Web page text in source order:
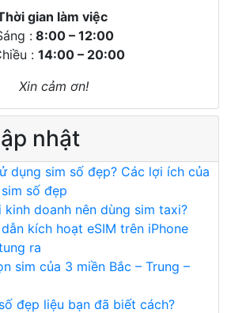
gian làm việc
:8:00 – 12:00
: 14:00 – 20:00
Xin cảm ơn!
nhật
dụng sim số đẹp? Các lợi ích của
số đẹp
kinh doanh nên dùng sim taxi?
kích hoạt eSIM trên iPhone
ra
sim của 3 miền Bắc – Trung –
đẹp liệu bạn đã biết cách?